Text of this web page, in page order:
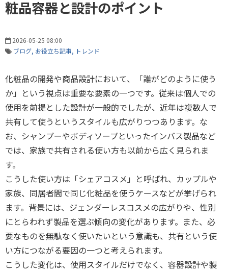
粧品容器と設計のポイント
2026-05-25 08:00
ブログ お役立ち記事 トレンド
化粧品の開発や商品設計において、「誰がどのように使う
か」という視点は重要な要素の一つです。従来は個人での
使用を前提とした設計が一般的でしたが、近年は複数人で
共有して使うというスタイルも広がりつつあります。な
お、シャンプーやボディソープといったインバス製品など
では、家族で共有される使い方も以前から広く見られま
す。
こうした使い方は「シェアコスメ」と呼ばれ、カップルや
家族、同居者間で同じ化粧品を使うケースなどが挙げられ
ます。背景には、ジェンダーレスコスメの広がりや、性別
にとらわれず製品を選ぶ傾向の変化があります。また、必
要なものを無駄なく使いたいという意識も、共有という使
い方につながる要因の一つと考えられます。
こうした変化は、使用スタイルだけでなく、容器設計や製